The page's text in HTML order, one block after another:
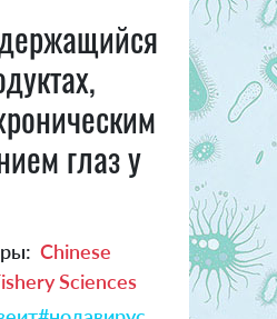
глаз у
Chinese
Sciences